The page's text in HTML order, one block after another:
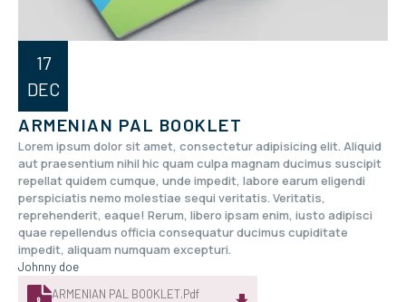
17
DEC
ARMENIAN PAL BOOKLET
Lorem ipsum dolor sit amet, consectetur adipisicing elit. Aliquid
aut praesentium nihil hic quam culpa magnam ducimus suscipit
repellat quidem cumque, unde impedit, labore earum eligendi
perspiciatis nemo molestiae sequi veritatis. Veritatis,
reprehenderit, eaque! Rerum, libero ipsam enim, iusto adipisci
quae repellendus officia consequatur ducimus cupiditate
impedit, aliquam numquam excepturi.
Johnny doe
ARMENIAN PAL BOOKLET.pdf